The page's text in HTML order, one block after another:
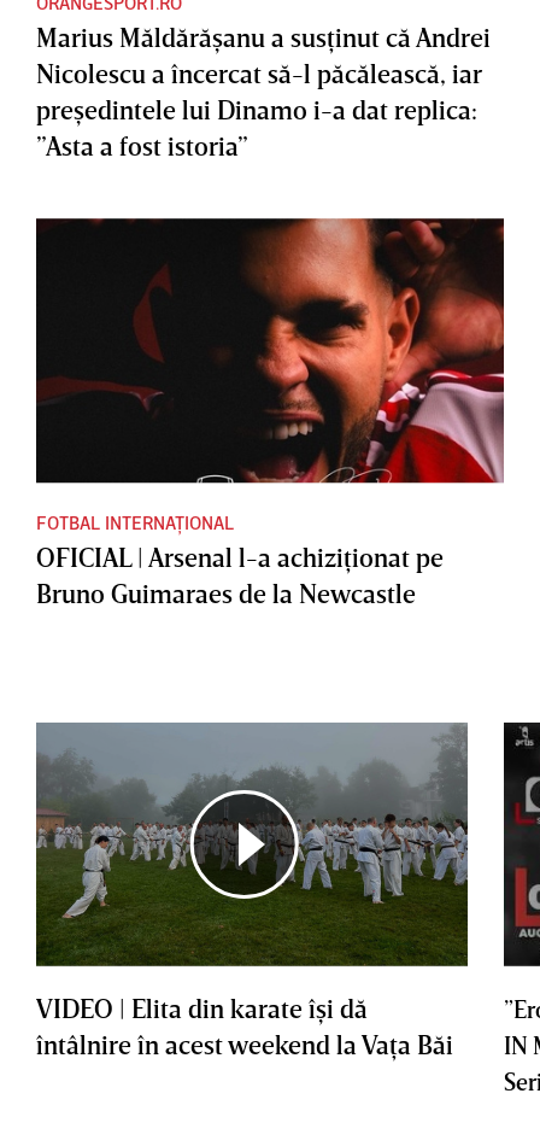
Marius Măldărăşanu a susţinut că Andrei
Nicolescu a încercat să-l păcălească, iar
preşedintele lui Dinamo i-a dat replica:
”Asta a fost istoria”
FOTBAL INTERNAȚIONAL
OFICIAL | Arsenal l-a achiziţionat pe
Bruno Guimaraes de la Newcastle
VIDEO | Elita din karate îşi dă
întâlnire în acest weekend la Vaţa Băi
IN